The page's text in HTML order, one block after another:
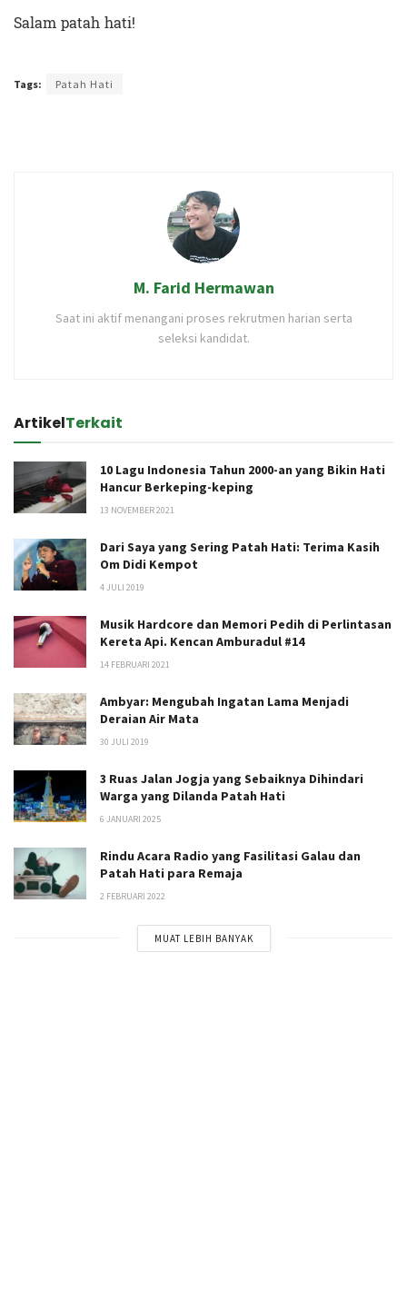
Salam patah hati!
Tags: Patah Hati
M. Farid Hermawan
Saat ini aktif menangani proses rekrutmen harian serta
seleksi kandidat.
ArtikelTerkait
10 Lagu Indonesia Tahun 2000-an yang Bikin Hati
Hancur Berkeping-keping
13 NOVEMBER 2021
Dari Saya yang Sering Patah Hati: Terima Kasih
Om Didi Kempot
4 JULI 2019
Musik Hardcore dan Memori Pedih di Perlintasan
Kereta Api. Kencan Amburadul #14
14 FEBRUARI 2021
Ambyar: Mengubah Ingatan Lama Menjadi
Deraian Air Mata
30 JULI 2019
3 Ruas Jalan Jogja yang Sebaiknya Dihindari
Warga yang Dilanda Patah Hati
6 JANUARI 2025
Rindu Acara Radio yang Fasilitasi Galau dan
Patah Hati para Remaja
2 FEBRUARI 2022
MUAT LEBIH BANYAK